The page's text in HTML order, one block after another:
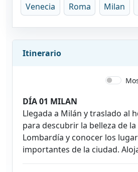
Venecia Roma Milan
Itinerario
DÍA 01 MILAN
Llegada a Milán y traslado al
para descubrir la belleza de
Lombardía y conocer los
importantes de la ciudad.